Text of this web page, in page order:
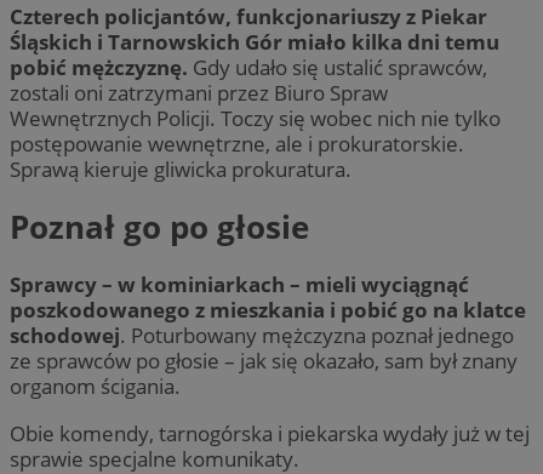
Czterech policjantów, funkcjonariuszy z Piekar
Śląskich i Tarnowskich Gór miało kilka dni temu
pobić mężczyznę. Gdy udało się ustalić sprawców,
zostali oni zatrzymani przez Biuro Spraw
Wewnętrznych Policji. Toczy się wobec nich nie tylko
postępowanie wewnętrzne, ale i prokuratorskie.
Sprawą kieruje gliwicka prokuratura.
Poznał go po głosie
Sprawcy – w kominiarkach – mieli wyciągnąć
poszkodowanego z mieszkania i pobić go na klatce
schodowej. Poturbowany mężczyzna poznał jednego
ze sprawców po głosie – jak się okazało, sam był znany
organom ścigania.
Obie komendy, tarnogórska i piekarska wydały już w tej
sprawie specjalne komunikaty.